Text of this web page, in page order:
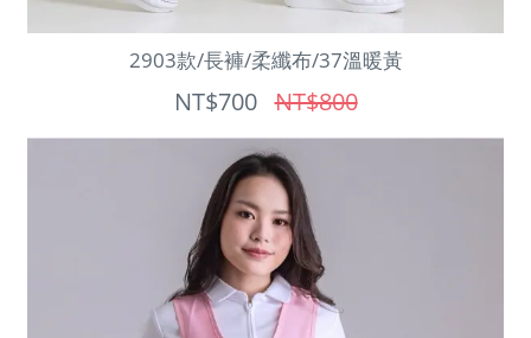
2903款/長褲/柔纖布/37溫暖黃
NT$700NT$800